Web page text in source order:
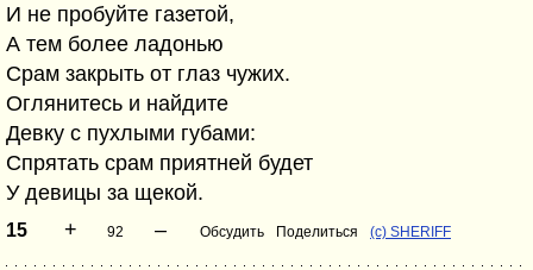
И не пробуйте газетой,
А тем более ладонью
Срам закрыть от глаз чужих.
Оглянитесь и найдите
Девку с пухлыми губами:
Спрятать срам приятней будет
У девицы за щекой.
15 + 92 – Обсудить Поделиться (с) SHERIFF